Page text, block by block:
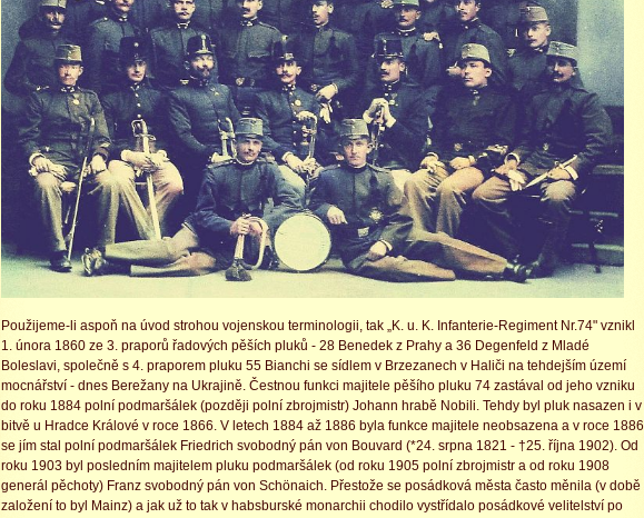
Použijeme-li aspoň na úvod strohou vojenskou terminologii, tak „K. u. K. Infanterie-Regiment Nr.74" vznikl
1. února 1860 ze 3. praporů řadových pěších pluků - 28 Benedek z Prahy a 36 Degenfeld z Mladé
Boleslavi, společně s 4. praporem pluku 55 Bianchi se sídlem v Brzezanech v Haliči na tehdejším území
mocnářství - dnes Berežany na Ukrajině. Čestnou funkci majitele pěšího pluku 74 zastával od jeho vzniku
do roku 1884 polní podmaršálek (později polní zbrojmistr) Johann hrabě Nobili. Tehdy byl pluk nasazen i v
bitvě u Hradce Králové v roce 1866. V letech 1884 až 1886 byla funkce majitele neobsazena a v roce 1886
se jím stal polní podmaršálek Friedrich svobodný pán von Bouvard (*24. srpna 1821 - †25. října 1902). Od
roku 1903 byl posledním majitelem pluku podmaršálek (od roku 1905 polní zbrojmistr a od roku 1908
generál pěchoty) Franz svobodný pán von Schönaich. Přestože se posádková města často měnila (v době
založení to byl Mainz) a jak už to tak v habsburské monarchii chodilo vystřídalo posádkové velitelství po